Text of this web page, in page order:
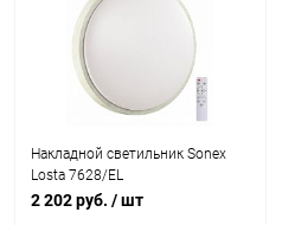
Накладной светильник Sonex
Losta 7628/EL
2 202 руб. / шт